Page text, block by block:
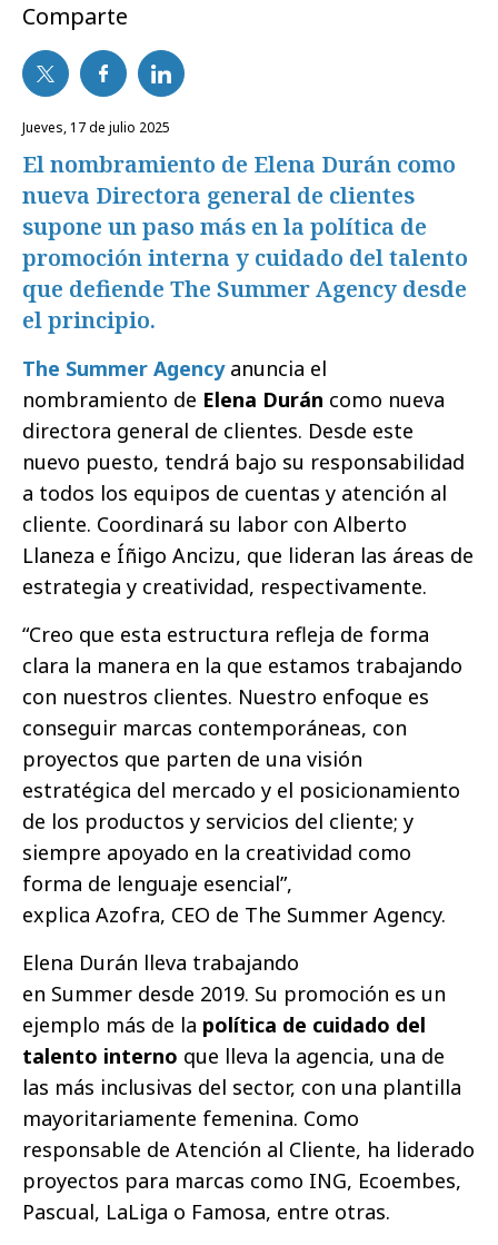
Comparte
jueves, 17 de julio 2025
El nombramiento de Elena Durán como
nueva Directora general de clientes
supone un paso más en la política de
promoción interna y cuidado del talento
que defiende The Summer Agency desde
el principio.
The Summer Agency anuncia el
nombramiento de Elena Durán como nueva
directora general de clientes. Desde este
nuevo puesto, tendrá bajo su responsabilidad
a todos los equipos de cuentas y atención al
cliente. Coordinará su labor con Alberto
Llaneza e Íñigo Ancizu, que lideran las áreas de
estrategia y creatividad, respectivamente.
“Creo que esta estructura refleja de forma
clara la manera en la que estamos trabajando
con nuestros clientes. Nuestro enfoque es
conseguir marcas contemporáneas, con
proyectos que parten de una visión
estratégica del mercado y el posicionamiento
de los productos y servicios del cliente; y
siempre apoyado en la creatividad como
forma de lenguaje esencial”,
explica Azofra, CEO de The Summer Agency.
Elena Durán lleva trabajando
en Summer desde 2019. Su promoción es un
ejemplo más de la política de cuidado del
talento interno que lleva la agencia, una de
las más inclusivas del sector, con una plantilla
mayoritariamente femenina. Como
responsable de Atención al Cliente, ha liderado
proyectos para marcas como ING, Ecoembes,
Pascual, LaLiga o Famosa, entre otras.